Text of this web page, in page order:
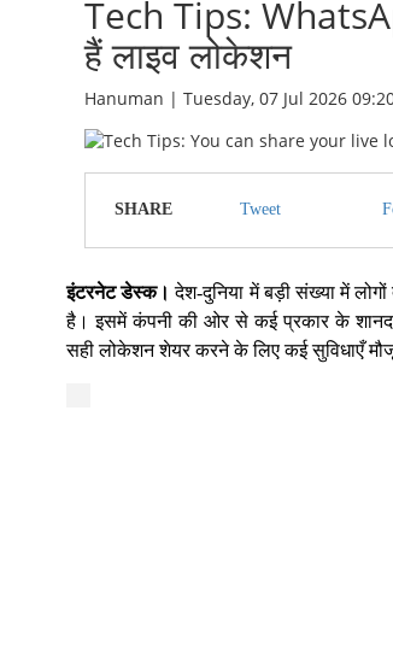
Tech Tips:
हैं लाइव लोकेशन
Hanuman | Tuesday, 07 Jul 2026
SHARE Tweet
इंटरनेट डेस्क। देश-दुनिया में बड़ी संख्या में लोगों
है। इसमें कंपनी की ओर से कई प्रकार के
सही लोकेशन शेयर करने के लिए कई सुविधाएँ